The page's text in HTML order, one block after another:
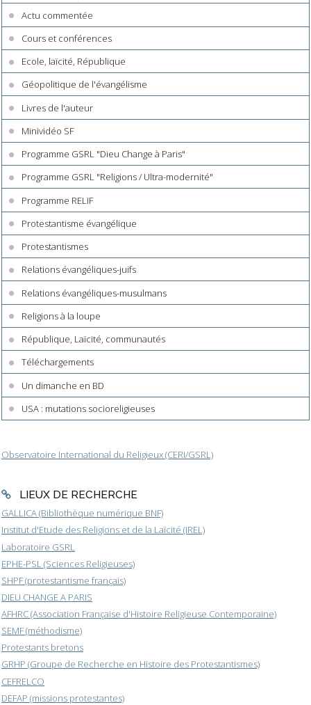
Actu commentée
Cours et conférences
Ecole, laïcité, République
Géopolitique de l'évangélisme
Livres de l'auteur
Minividéo SF
Programme GSRL "Dieu Change à Paris"
Programme GSRL "Religions / Ultra-modernité"
Programme RELIF
Protestantisme évangélique
Protestantismes
Relations évangéliques-juifs
Relations évangéliques-musulmans
Religions à la loupe
République, Laïcité, communautés
Téléchargements
Un dimanche en BD
USA : mutations socioreligieuses
Observatoire International du Religieux (CERI/GSRL)
LIEUX DE RECHERCHE
GALLICA (Bibliothèque numérique BNF)
Institut d'Etude des Religions et de la Laïcité (IREL)
Laboratoire GSRL
EPHE-PSL (Sciences Religieuses)
SHPF (protestantisme français)
DIEU CHANGE A PARIS
AFHRC (Association Française d'Histoire Religieuse Contemporaine)
SEMF (méthodisme)
Protestants bretons
GRHP (Groupe de Recherche en Histoire des Protestantismes)
CEFRELCO
DEFAP (missions protestantes)